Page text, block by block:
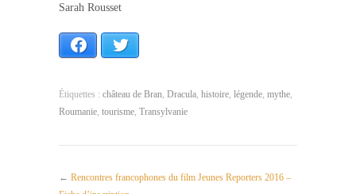
Sarah Rousset
Facebook
Étiquettes : château de Bran, Dracula, histoire, légende, mythe,
Roumanie, tourisme, Transylvanie
← Rencontres francophones du film Jeunes Reporters 2016 –